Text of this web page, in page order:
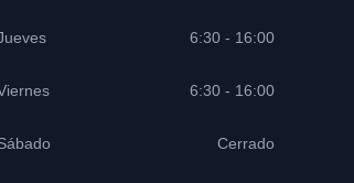
6:30 - 16:00
6:30 - 16:00
Cerrado